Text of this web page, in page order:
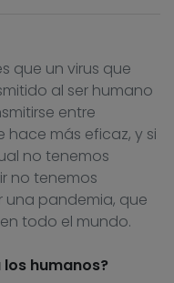
que un virus que
al ser humano
entre
hace más eficaz, y si
no tenemos
no tenemos
una pandemia, que
todo el mundo.
humanos?